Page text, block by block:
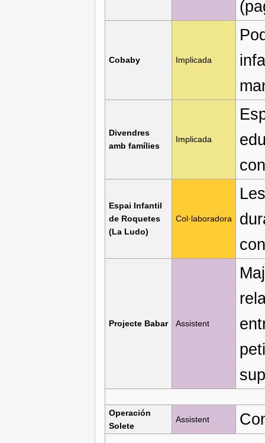
Cobaby Implicada
Divendres
amb famílies
Implicada
Espai Infantil
de Roquetes
(La Ludo)
Col·laboradora
Projecte Babar Assistent
Operación
Solete
Assistent